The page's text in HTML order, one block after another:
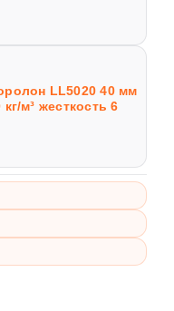
LL5020 40 мм
м³ жесткость 6